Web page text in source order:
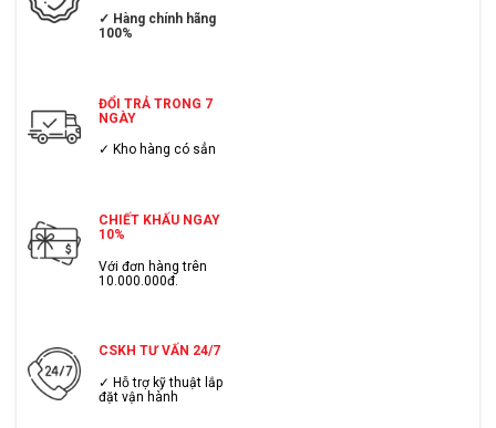
✓ Hàng chính hãng
100%
ĐỔI TRẢ TRONG 7
NGÀY
✓ Kho hàng có sẳn
CHIẾT KHẤU NGAY
10%
Với đơn hàng trên
10.000.000đ.
CSKH TƯ VẤN 24/7
✓ Hỗ trợ kỹ thuật lắp
đặt vận hành